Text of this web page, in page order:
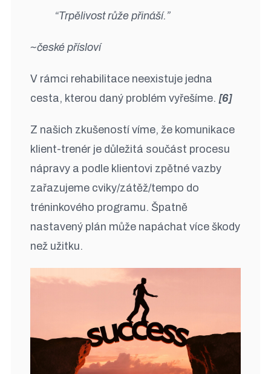
“Trpělivost růže přináší.”
~české přísloví
V rámci rehabilitace neexistuje jedna
cesta, kterou daný problém vyřešíme. [6]
Z našich zkušeností víme, že komunikace
klient-trenér je důležitá součást procesu
nápravy a podle klientovi zpětné vazby
zařazujeme cviky/zátěž/tempo do
tréninkového programu. Špatně
nastavený plán může napáchat více škody
než užitku.